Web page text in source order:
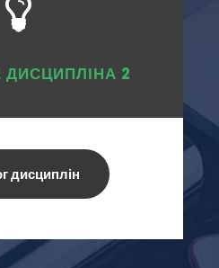
ДИСЦИПЛІНА 2
дисциплін